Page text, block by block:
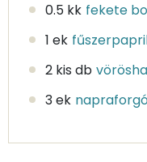
0.5 kk fekete
1 ek
2 kis db
3 ek